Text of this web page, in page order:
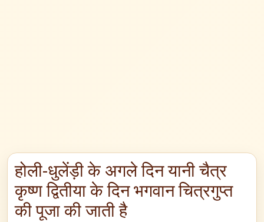
होली-धुलेंड़ी के अगले दिन यानी चैत्र
कृष्ण द्वितीया के दिन भगवान चित्रगुप्त
की पूजा की जाती है